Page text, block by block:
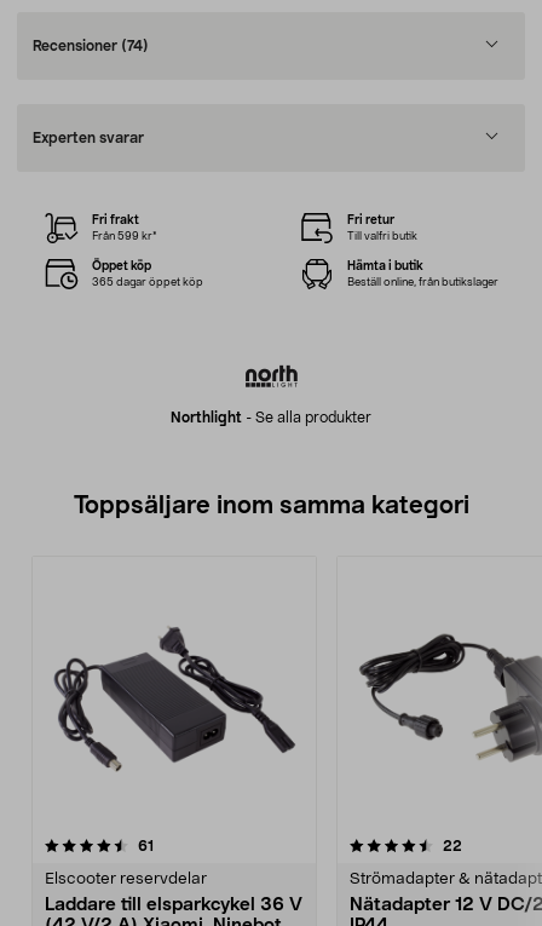
Recensioner (74)
Experten svarar
Northlight - Se alla produkter
Fri frakt
Från 599 kr*
Fri retur
Till valfri butik
Öppet köp
365 dagar öppet köp
Hämta i butik
Beställ online, från butikslager
Toppsäljare inom samma kategori
61
Elscooter reservdelar
Laddare till elsparkcykel 36 V
4.5 av 5 stjärnor 22
Strömadapter &
Nätadapter 12 V DC/
4.5 av 5 stjärnor